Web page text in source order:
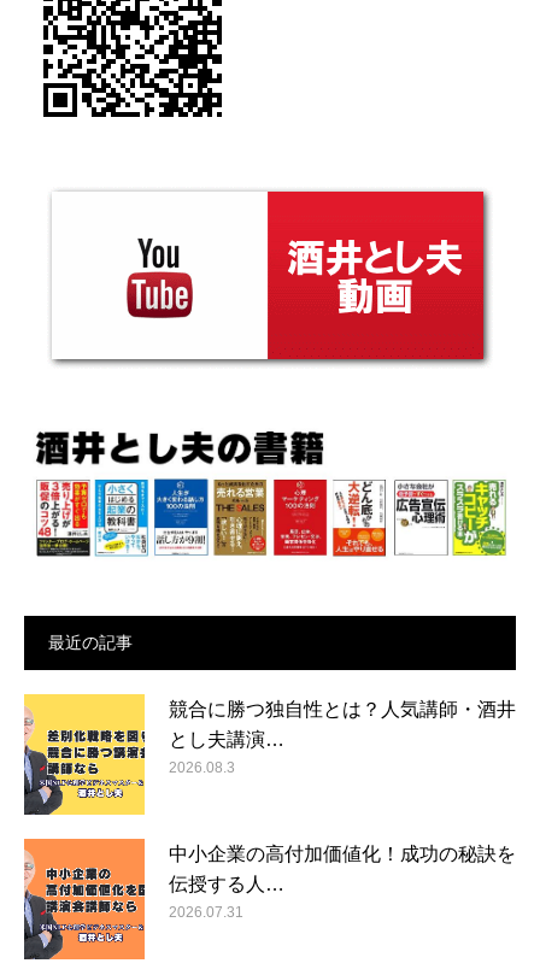
最近の記事
競合に勝つ独自性とは？人気講師・酒井
とし夫講演…
2026.08.3
中小企業の高付加価値化！成功の秘訣を
伝授する人…
2026.07.31